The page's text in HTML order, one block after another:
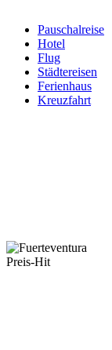
Pauschalreise
Hotel
Flug
Städtereisen
Ferienhaus
Kreuzfahrt
Preis-Hit